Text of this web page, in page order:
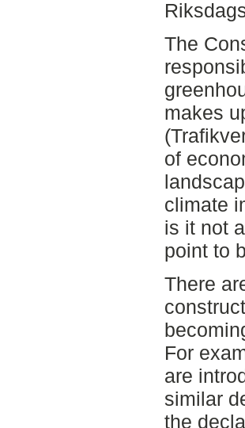
The
makes
of
climate
is it not
point to
There
For
are
similar
the